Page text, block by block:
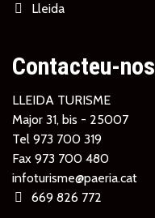
Lleida
Contacteu-nos
LLEIDA TURISME
Major 31, bis - 25007
Tel 973 700 319
Fax 973 700 480
infoturisme@paeria.cat
669 826 772